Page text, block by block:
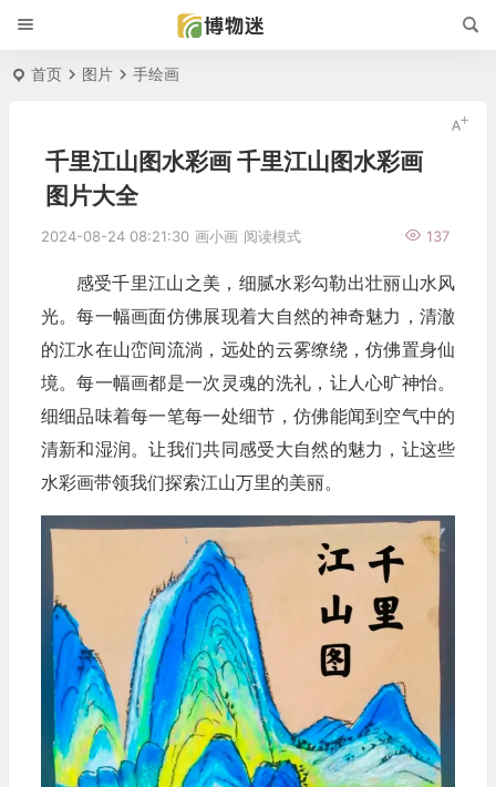
首页 图片 手绘画
千里江山图水彩画 千里江山图水彩画
图片大全
2024-08-24 08:21:30 画小画 137
阅读模式
感受千里江山之美，细腻水彩勾勒出壮丽山水风
光。每一幅画面仿佛展现着大自然的神奇魅力，清澈
的江水在山峦间流淌，远处的云雾缭绕，仿佛置身仙
境。每一幅画都是一次灵魂的洗礼，让人心旷神怡。
细细品味着每一笔每一处细节，仿佛能闻到空气中的
清新和湿润。让我们共同感受大自然的魅力，让这些
水彩画带领我们探索江山万里的美丽。